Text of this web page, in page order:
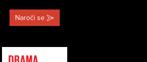
Naroči se